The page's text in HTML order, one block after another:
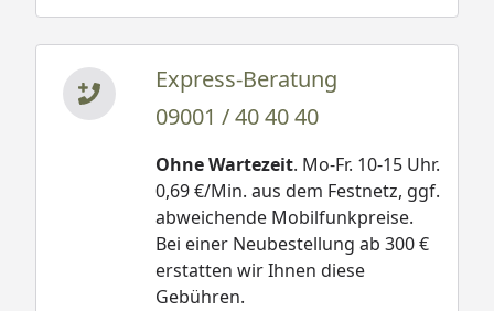
Express-Beratung
09001 / 40 40 40
Ohne Wartezeit. Mo-Fr. 10-15 Uhr.
0,69 €/Min. aus dem Festnetz, ggf.
abweichende Mobilfunkpreise.
Bei einer Neubestellung ab 300 €
erstatten wir Ihnen diese
Gebühren.